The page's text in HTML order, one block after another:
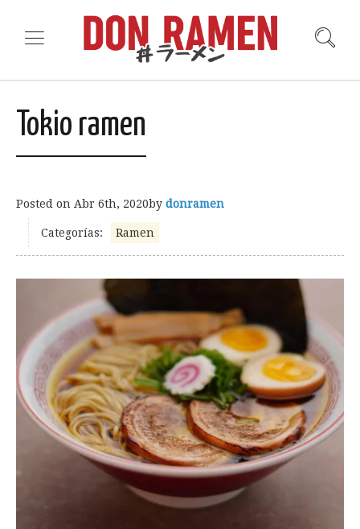
Tokio ramen
Posted on Abr 6th, 2020by donramen
Categorías: Ramen